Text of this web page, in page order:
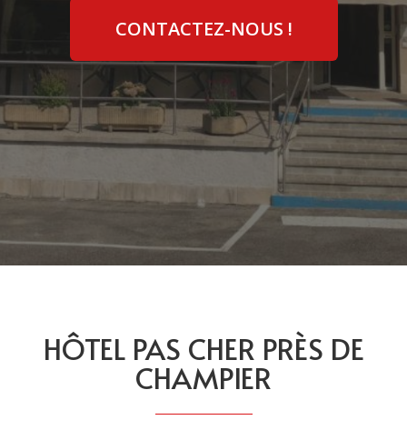
CONTACTEZ-NOUS !
HÔTEL PAS CHER PRÈS DE
CHAMPIER